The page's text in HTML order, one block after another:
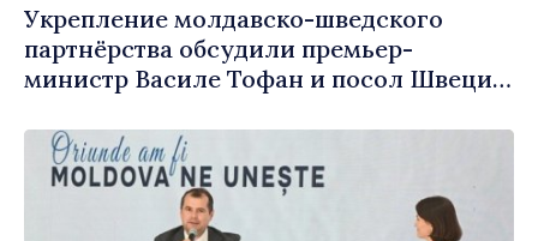
Укрепление молдавско-шведского
партнёрства обсудили премьер-
министр Василе Тофан и посол Швеции